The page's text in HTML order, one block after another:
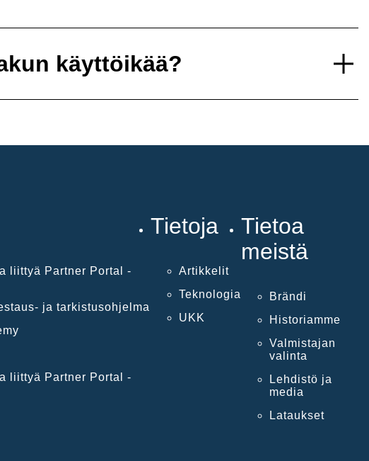
käyttöikää?
liittyä Partner Portal -
ja tarkistusohjelma
liittyä Partner Portal -
Tietoja
Artikkelit
Teknologia
UKK
Tietoa
meistä
Brändi
Historiamme
Valmistajan
valinta
Lehdistö ja
media
Lataukset